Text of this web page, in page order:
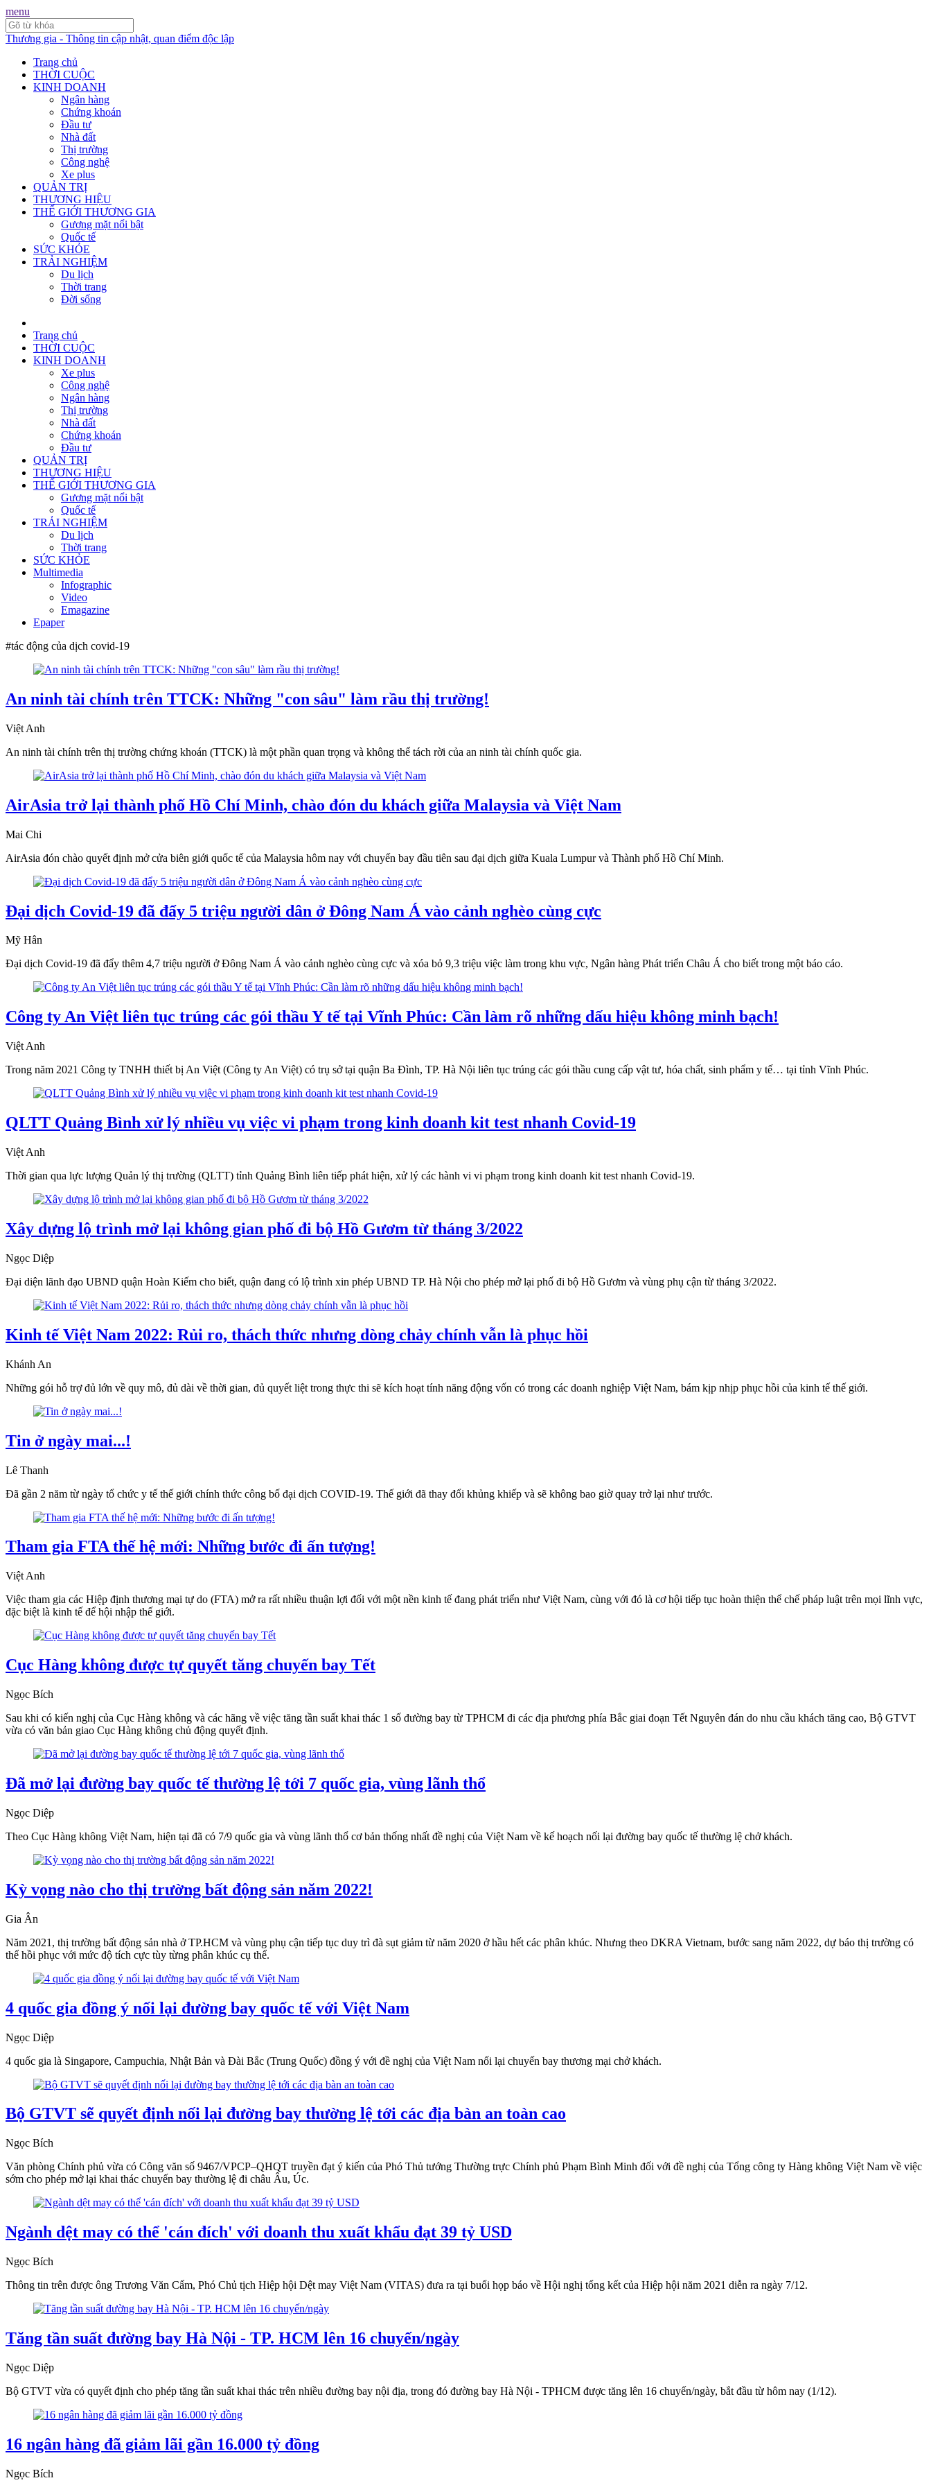
menu
Thương gia - Thông tin cập nhật, quan điểm độc lập
Trang chủ
THỜI CUỘC
KINH DOANH
Ngân hàng
Chứng khoán
Đầu tư
Nhà đất
Thị trường
Công nghệ
Xe plus
QUẢN TRỊ
THƯƠNG HIỆU
THẾ GIỚI THƯƠNG GIA
Gương mặt nổi bật
Quốc tế
SỨC KHỎE
TRẢI NGHIỆM
Du lịch
Thời trang
Đời sống
Trang chủ
THỜI CUỘC
KINH DOANH
Xe plus
Công nghệ
Ngân hàng
Thị trường
Nhà đất
Chứng khoán
Đầu tư
QUẢN TRỊ
THƯƠNG HIỆU
THẾ GIỚI THƯƠNG GIA
Gương mặt nổi bật
Quốc tế
TRẢI NGHIỆM
Du lịch
Thời trang
SỨC KHỎE
Multimedia
Infographic
Video
Emagazine
Epaper
#tác động của dịch covid-19
An ninh tài chính trên TTCK: Những "con sâu" làm rầu thị trường!
Việt Anh
An ninh tài chính trên thị trường chứng khoán (TTCK) là một phần quan trọng và không thể tách rời của an ninh tài chính quốc gia.
AirAsia trở lại thành phố Hồ Chí Minh, chào đón du khách giữa Malaysia và Việt Nam
Mai Chi
AirAsia đón chào quyết định mở cửa biên giới quốc tế của Malaysia hôm nay với chuyến bay đầu tiên sau đại dịch giữa Kuala Lumpur và Thành phố Hồ Chí Minh.
Đại dịch Covid-19 đã đẩy 5 triệu người dân ở Đông Nam Á vào cảnh nghèo cùng cực
Mỹ Hân
Đại dịch Covid-19 đã đẩy thêm 4,7 triệu người ở Đông Nam Á vào cảnh nghèo cùng cực và xóa bỏ 9,3 triệu việc làm trong khu vực, Ngân hàng Phát triển Châu Á cho biết trong một báo cáo.
Công ty An Việt liên tục trúng các gói thầu Y tế tại Vĩnh Phúc: Cần làm rõ những dấu hiệu không minh bạch!
Việt Anh
Trong năm 2021 Công ty TNHH thiết bị An Việt (Công ty An Việt) có trụ sở tại quận Ba Đình, TP. Hà Nội liên tục trúng các gói thầu cung cấp vật tư, hóa chất, sinh phẩm y tế… tại tỉnh Vĩnh Phúc.
QLTT Quảng Bình xử lý nhiều vụ việc vi phạm trong kinh doanh kit test nhanh Covid-19
Việt Anh
Thời gian qua lực lượng Quản lý thị trường (QLTT) tỉnh Quảng Bình liên tiếp phát hiện, xử lý các hành vi vi phạm trong kinh doanh kit test nhanh Covid-19.
Xây dựng lộ trình mở lại không gian phố đi bộ Hồ Gươm từ tháng 3/2022
Ngọc Diệp
Đại diện lãnh đạo UBND quận Hoàn Kiếm cho biết, quận đang có lộ trình xin phép UBND TP. Hà Nội cho phép mở lại phố đi bộ Hồ Gươm và vùng phụ cận từ tháng 3/2022.
Kinh tế Việt Nam 2022: Rủi ro, thách thức nhưng dòng chảy chính vẫn là phục hồi
Khánh An
Những gói hỗ trợ đủ lớn về quy mô, đủ dài về thời gian, đủ quyết liệt trong thực thi sẽ kích hoạt tính năng động vốn có trong các doanh nghiệp Việt Nam, bám kịp nhịp phục hồi của kinh tế thế giới.
Tin ở ngày mai...!
Lê Thanh
Đã gần 2 năm từ ngày tổ chức y tế thế giới chính thức công bố đại dịch COVID-19. Thế giới đã thay đổi khủng khiếp và sẽ không bao giờ quay trở lại như trước.
Tham gia FTA thế hệ mới: Những bước đi ấn tượng!
Việt Anh
Việc tham gia các Hiệp định thương mại tự do (FTA) mở ra rất nhiều thuận lợi đối với một nền kinh tế đang phát triển như Việt Nam, cùng với đó là cơ hội tiếp tục hoàn thiện thể chế pháp luật trên mọi lĩnh vực,
đặc biệt là kinh tế để hội nhập thế giới.
Cục Hàng không được tự quyết tăng chuyến bay Tết
Ngọc Bích
Sau khi có kiến nghị của Cục Hàng không và các hãng về việc tăng tần suất khai thác 1 số đường bay từ TPHCM đi các địa phương phía Bắc giai đoạn Tết Nguyên đán do nhu cầu khách tăng cao, Bộ GTVT
vừa có văn bản giao Cục Hàng không chủ động quyết định.
Đã mở lại đường bay quốc tế thường lệ tới 7 quốc gia, vùng lãnh thổ
Ngọc Diệp
Theo Cục Hàng không Việt Nam, hiện tại đã có 7/9 quốc gia và vùng lãnh thổ cơ bản thống nhất đề nghị của Việt Nam về kế hoạch nối lại đường bay quốc tế thường lệ chở khách.
Kỳ vọng nào cho thị trường bất động sản năm 2022!
Gia Ân
Năm 2021, thị trường bất động sản nhà ở TP.HCM và vùng phụ cận tiếp tục duy trì đà sụt giảm từ năm 2020 ở hầu hết các phân khúc. Nhưng theo DKRA Vietnam, bước sang năm 2022, dự báo thị trường có
thể hồi phục với mức độ tích cực tùy từng phân khúc cụ thể.
4 quốc gia đồng ý nối lại đường bay quốc tế với Việt Nam
Ngọc Diệp
4 quốc gia là Singapore, Campuchia, Nhật Bản và Đài Bắc (Trung Quốc) đồng ý với đề nghị của Việt Nam nối lại chuyến bay thương mại chở khách.
Bộ GTVT sẽ quyết định nối lại đường bay thường lệ tới các địa bàn an toàn cao
Ngọc Bích
Văn phòng Chính phủ vừa có Công văn số 9467/VPCP–QHQT truyền đạt ý kiến của Phó Thủ tướng Thường trực Chính phủ Phạm Bình Minh đối với đề nghị của Tổng công ty Hàng không Việt Nam về việc
sớm cho phép mở lại khai thác chuyến bay thường lệ đi châu Âu, Úc.
Ngành dệt may có thể 'cán đích' với doanh thu xuất khẩu đạt 39 tỷ USD
Ngọc Bích
Thông tin trên được ông Trương Văn Cẩm, Phó Chủ tịch Hiệp hội Dệt may Việt Nam (VITAS) đưa ra tại buổi họp báo về Hội nghị tổng kết của Hiệp hội năm 2021 diễn ra ngày 7/12.
Tăng tần suất đường bay Hà Nội - TP. HCM lên 16 chuyến/ngày
Ngọc Diệp
Bộ GTVT vừa có quyết định cho phép tăng tần suất khai thác trên nhiều đường bay nội địa, trong đó đường bay Hà Nội - TPHCM được tăng lên 16 chuyến/ngày, bắt đầu từ hôm nay (1/12).
16 ngân hàng đã giảm lãi gần 16.000 tỷ đồng
Ngọc Bích